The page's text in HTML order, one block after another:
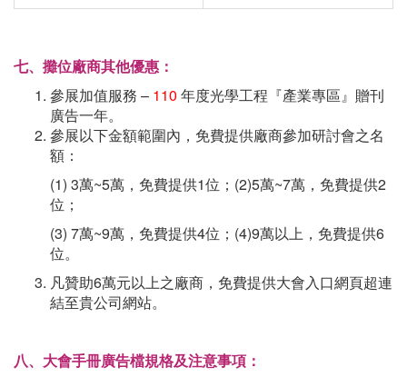
七、攤位廠商其他優惠：
參展加值服務 – 110 年度光學工程『產業專區』贈刊
廣告一年。
參展以下金額範圍內，免費提供廠商參加研討會之名
額：
(1) 3萬~5萬，免費提供1位；(2)5萬~7萬，免費提供2
位；
(3) 7萬~9萬，免費提供4位；(4)9萬以上，免費提供6
位。
凡贊助6萬元以上之廠商，免費提供大會入口網頁超連
結至貴公司網站。
八、大會手冊廣告檔規格及注意事項：